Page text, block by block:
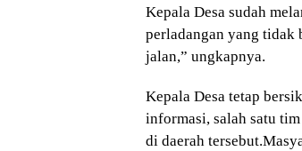
Kepala Desa sudah
perladangan yang tidak
jalan,” ungkapnya.
Kepala Desa tetap
informasi, salah satu
di daerah